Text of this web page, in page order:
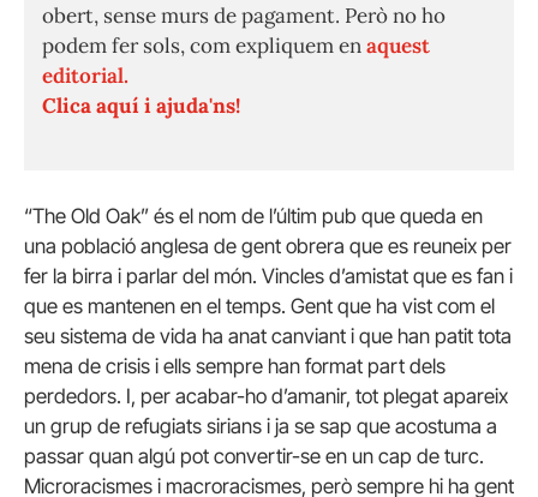
obert, sense murs de pagament. Però no ho
podem fer sols, com expliquem enaquest
editorial.
Clica aquí i ajuda'ns!
“The Old Oak” és el nom de l’últim pub que queda en
una població anglesa de gent obrera que es reuneix per
fer la birra i parlar del món. Vincles d’amistat que es fan i
que es mantenen en el temps. Gent que ha vist com el
seu sistema de vida ha anat canviant i que han patit tota
mena de crisis i ells sempre han format part dels
perdedors. I, per acabar-ho d’amanir, tot plegat apareix
un grup de refugiats sirians i ja se sap que acostuma a
passar quan algú pot convertir-se en un cap de turc.
Microracismes i macroracismes, però sempre hi ha gent